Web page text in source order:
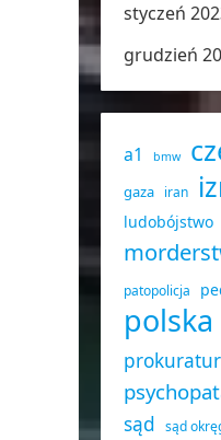
styczeń
grudzień
a1 bmw
gaza iran
ludobójstwo
patopolicja
polska
sąd sąd